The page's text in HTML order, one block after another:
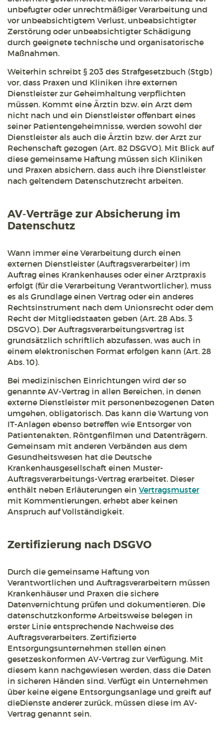
unbefugter oder unrechtmäßiger Verarbeitung und
vor unbeabsichtigtem Verlust, unbeabsichtigter
Zerstörung oder unbeabsichtigter Schädigung
durch geeignete technische und organisatorische
Maßnahmen.
Weiterhin schreibt § 203 des Strafgesetzbuch (Stgb)
vor, dass Praxen und Kliniken ihre externen
Dienstleister zur Geheimhaltung verpflichten
müssen. Kommt eine Ärztin bzw. ein Arzt dem
nicht nach und ein Dienstleister offenbart eines
seiner Patientengeheimnisse, werden sowohl der
Dienstleister als auch die Ärztin bzw. der Arzt zur
Rechenschaft gezogen (Art. 82 DSGVO). Mit Blick auf
diese gemeinsame Haftung müssen sich Kliniken
und Praxen absichern, dass auch ihre Dienstleister
nach geltendem Datenschutzrecht arbeiten.
AV-Verträge zur Absicherung im
Datenschutz
Wann immer eine Verarbeitung durch einen
externen Dienstleister (Auftragsverarbeiter) im
Auftrag eines Krankenhauses oder einer Arztpraxis
erfolgt (für die Verarbeitung Verantwortlicher), muss
es als Grundlage einen Vertrag oder ein anderes
Rechtsinstrument nach dem Unionsrecht oder dem
Recht der Mitgliedstaaten geben (Art. 28 Abs. 3
DSGVO). Der Auftragsverarbeitungsvertrag ist
grundsätzlich schriftlich abzufassen, was auch in
einem elektronischen Format erfolgen kann (Art. 28
Abs. 10).
Bei medizinischen Einrichtungen wird der so
genannte AV-Vertrag in allen Bereichen, in denen
externe Dienstleister mit personenbezogenen Daten
umgehen, obligatorisch. Das kann die Wartung von
IT-Anlagen ebenso betreffen wie Entsorger von
Patientenakten, Röntgenfilmen und Datenträgern.
Gemeinsam mit anderen Verbänden aus dem
Gesundheitswesen hat die Deutsche
Krankenhausgesellschaft einen Muster-
Auftragsverarbeitungs-Vertrag erarbeitet. Dieser
enthält neben Erläuterungen ein Vertragsmuster
mit Kommentierungen, erhebt aber keinen
Anspruch auf Vollständigkeit.
Zertifizierung nach DSGVO
Durch die gemeinsame Haftung von
Verantwortlichen und Auftragsverarbeitern müssen
Krankenhäuser und Praxen die sichere
Datenvernichtung prüfen und dokumentieren. Die
datenschutzkonforme Arbeitsweise belegen in
erster Linie entsprechende Nachweise des
Auftragsverarbeiters. Zertifizierte
Entsorgungsunternehmen stellen einen
gesetzeskonformen AV-Vertrag zur Verfügung. Mit
diesem kann nachgewiesen werden, dass die Daten
in sicheren Händen sind. Verfügt ein Unternehmen
über keine eigene Entsorgungsanlage und greift auf
dieDienste anderer zurück, müssen diese im AV-
Vertrag genannt sein.